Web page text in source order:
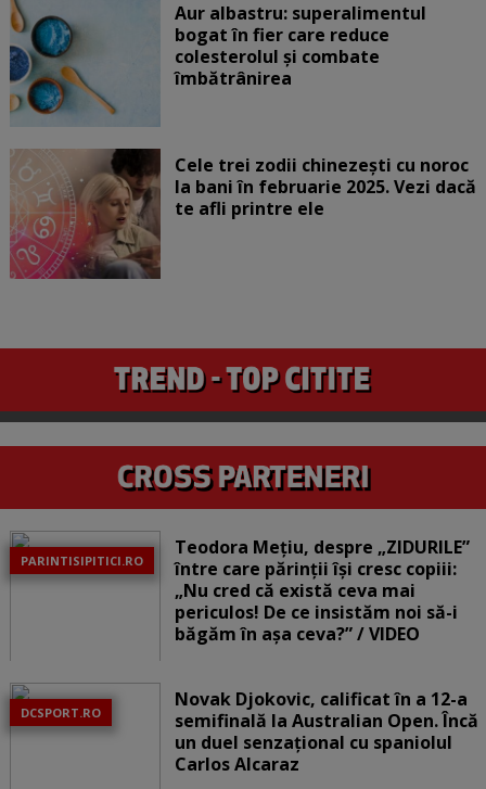
Aur albastru: superalimentul
bogat în fier care reduce
colesterolul și combate
îmbătrânirea
Cele trei zodii chinezești cu noroc
la bani în februarie 2025. Vezi dacă
te afli printre ele
PARINTISIPITICI.RO
Teodora Mețiu, despre „ZIDURILE”
între care părinții își cresc copiii:
„Nu cred că există ceva mai
periculos! De ce insistăm noi să-i
băgăm în așa ceva?” / VIDEO
DCSPORT.RO
Novak Djokovic, calificat în a 12-a
semifinală la Australian Open. Încă
un duel senzațional cu spaniolul
Carlos Alcaraz